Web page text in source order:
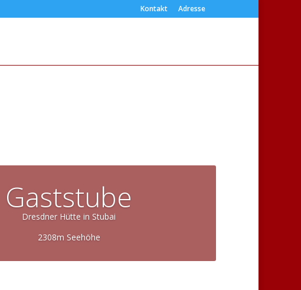
Kontakt Adresse
Gaststube
Dresdner Hütte in Stubai
2308m Seehöhe